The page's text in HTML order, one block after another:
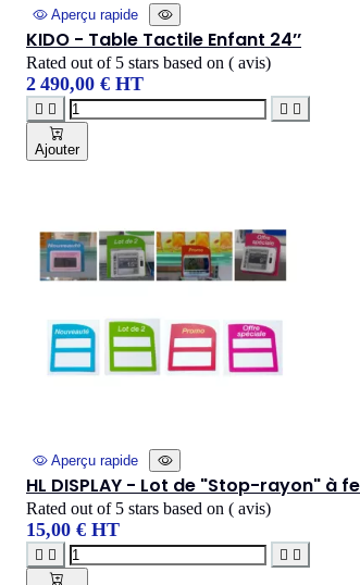
Aperçu rapide
KIDO - Table Tactile Enfant 24’’
Rated out of 5 stars based on ( avis)
2 490,00 € HT
   
Ajouter
Aperçu rapide
HL DISPLAY - Lot de "Stop-rayon"
Rated out of 5 stars based on ( avis)
15,00 € HT
   